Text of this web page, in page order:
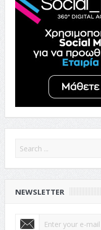
NEWSLETTER